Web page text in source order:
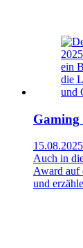
Gaming
Auch in
Award auf
und